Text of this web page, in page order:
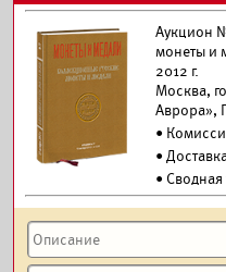
Аукцион
монеты и
2012 г.
Москва,
Аврора»,
•
•
• Сводная